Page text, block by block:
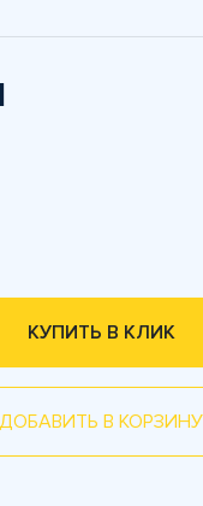
КУПИТЬ В КЛИК
ДОБАВИТЬ В КОРЗИНУ